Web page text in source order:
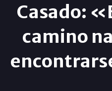
Casado:
camino